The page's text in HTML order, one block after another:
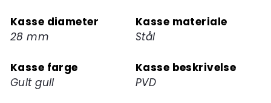
ventelisten
for
produktet
Kasse diameter
28 mm
Kasse materiale
Stål
Kasse farge
Gult gull
Kasse beskrivelse
PVD